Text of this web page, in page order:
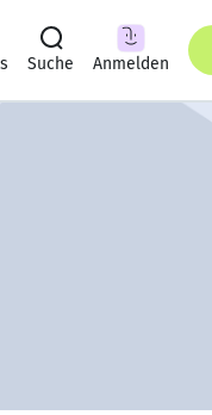
Suche Anmelden